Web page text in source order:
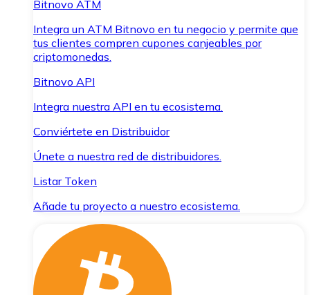
Bitnovo ATM
Integra un ATM Bitnovo en tu negocio y permite que
tus clientes compren cupones canjeables por
criptomonedas.
Bitnovo API
Integra nuestra API en tu ecosistema.
Conviértete en Distribuidor
Únete a nuestra red de distribuidores.
Listar Token
Añade tu proyecto a nuestro ecosistema.